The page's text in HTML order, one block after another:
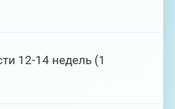
12-14 недель (1